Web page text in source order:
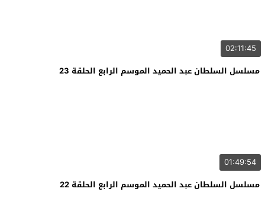
02:11:45
مسلسل السلطان عبد الحميد الموسم الرابع الحلقة 23
01:49:54
مسلسل السلطان عبد الحميد الموسم الرابع الحلقة 22